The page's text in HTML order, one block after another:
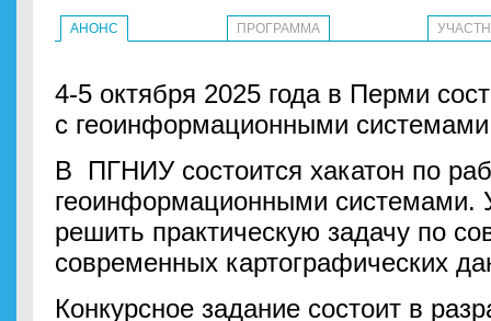
АНОНС ПРОГРАММА
4-5 октября 2025 года в Перми
с геоинформационными
В ПГНИУ состоится хакатон по
геоинформационными системами.
решить практическую задачу по
современных картографических
Конкурсное задание состоит в